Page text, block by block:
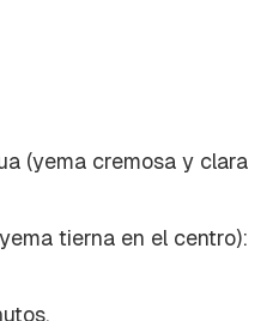
(yema cremosa y clara
tierna en el centro):